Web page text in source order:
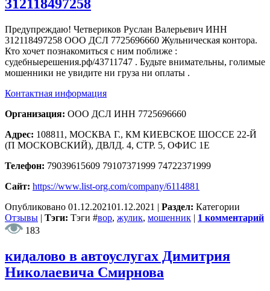
312118497258
Предупреждаю! Четвериков Руслан Валерьевич ИНН
312118497258 ООО ДСЛ 7725696660 Жульническая контора.
Кто хочет познакомиться с ним поближе :
судебныерешения.рф/43711747 . Будьте внимательны, голимые
мошенники не увидите ни груза ни оплаты .
Контактная информация
Организация: ООО ДСЛ ИНН 7725696660
Адрес: 108811, МОСКВА Г., КМ КИЕВСКОЕ ШОССЕ 22-Й
(П МОСКОВСКИЙ), ДВЛД. 4, СТР. 5, ОФИС 1Е
Телефон: 79039615609 79107371999 74722371999
Сайт: https://www.list-org.com/company/6114881
Опубликовано 01.12.202101.12.2021 | Раздел: Категории
Отзывы | Тэги: Тэги #вор, жулик, мошенник | 1 комментарий
183
кидалово в автоуслугах Димитрия
Николаевича Смирнова